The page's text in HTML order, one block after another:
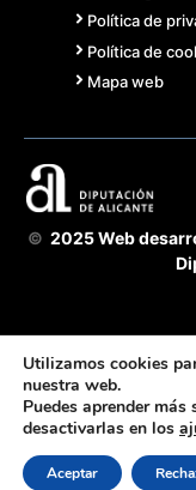
Política de
Política de
Mapa web
© 2025 Web
Acuerdo
fomento de la
Servicio de
Utilizamos cookies
nuestra web.
Puedes aprender
desactivarlas en los
Aceptar